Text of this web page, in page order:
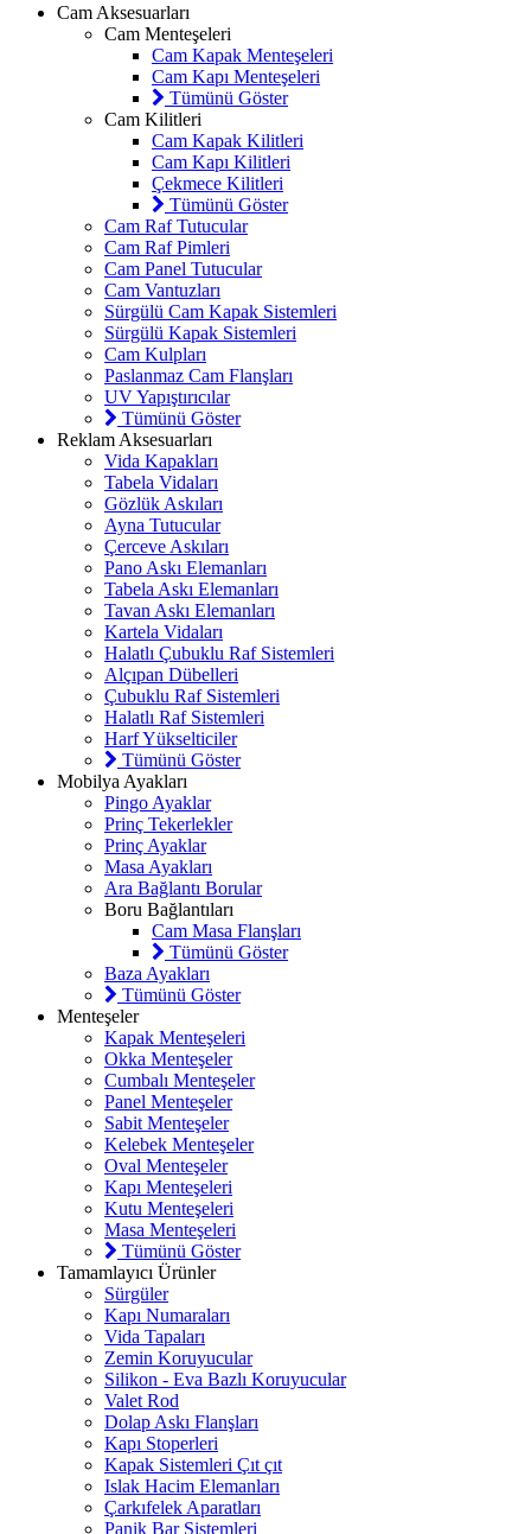
Cam Aksesuarları
Cam Menteşeleri
Cam Kapak Menteşeleri
Cam Kapı Menteşeleri
Tümünü Göster
Cam Kilitleri
Cam Kapak Kilitleri
Cam Kapı Kilitleri
Çekmece Kilitleri
Tümünü Göster
Cam Raf Tutucular
Cam Raf Pimleri
Cam Panel Tutucular
Cam Vantuzları
Sürgülü Cam Kapak Sistemleri
Sürgülü Kapak Sistemleri
Cam Kulpları
Paslanmaz Cam Flanşları
UV Yapıştırıcılar
Tümünü Göster
Reklam Aksesuarları
Vida Kapakları
Tabela Vidaları
Gözlük Askıları
Ayna Tutucular
Çerceve Askıları
Pano Askı Elemanları
Tabela Askı Elemanları
Tavan Askı Elemanları
Kartela Vidaları
Halatlı Çubuklu Raf Sistemleri
Alçıpan Dübelleri
Çubuklu Raf Sistemleri
Halatlı Raf Sistemleri
Harf Yükselticiler
Tümünü Göster
Mobilya Ayakları
Pingo Ayaklar
Prinç Tekerlekler
Prinç Ayaklar
Masa Ayakları
Ara Bağlantı Borular
Boru Bağlantıları
Cam Masa Flanşları
Tümünü Göster
Baza Ayakları
Tümünü Göster
Menteşeler
Kapak Menteşeleri
Okka Menteşeler
Cumbalı Menteşeler
Panel Menteşeler
Sabit Menteşeler
Kelebek Menteşeler
Oval Menteşeler
Kapı Menteşeleri
Kutu Menteşeleri
Masa Menteşeleri
Tümünü Göster
Tamamlayıcı Ürünler
Sürgüler
Kapı Numaraları
Vida Tapaları
Zemin Koruyucular
Silikon - Eva Bazlı Koruyucular
Valet Rod
Dolap Askı Flanşları
Kapı Stoperleri
Kapak Sistemleri Çıt çıt
Islak Hacim Elemanları
Çarkıfelek Aparatları
Panik Bar Sistemleri